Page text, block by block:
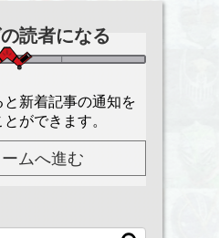
読者になる
新着記事の通知を
ができます。